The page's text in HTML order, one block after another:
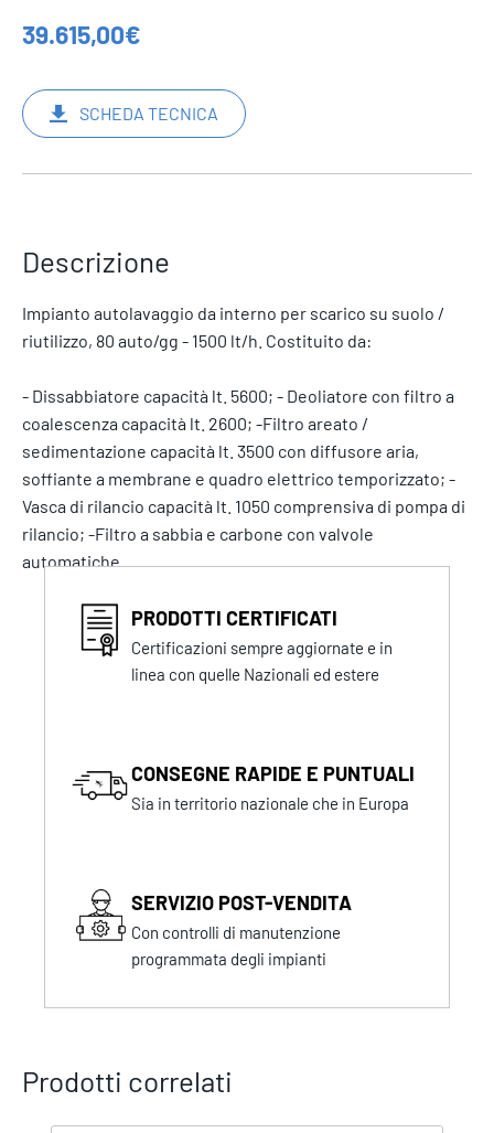
39.615,00€
SCHEDA TECNICA
Descrizione
Impianto autolavaggio da interno per scarico su suolo /
riutilizzo, 80 auto/gg - 1500 lt/h. Costituito da:
- Dissabbiatore capacità lt. 5600; - Deoliatore con filtro a
coalescenza capacità lt. 2600; -Filtro areato /
sedimentazione capacità lt. 3500 con diffusore aria,
soffiante a membrane e quadro elettrico temporizzato; -
Vasca di rilancio capacità lt. 1050 comprensiva di pompa di
rilancio; -Filtro a sabbia e carbone con valvole
automatiche.
PRODOTTI CERTIFICATI
Certificazioni sempre aggiornate e in
linea con quelle Nazionali ed estere
CONSEGNE RAPIDE E PUNTUALI
Sia in territorio nazionale che in Europa
SERVIZIO POST-VENDITA
Con controlli di manutenzione
programmata degli impianti
Prodotti correlati